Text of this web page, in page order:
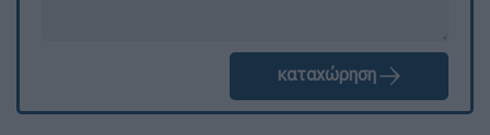
καταχώρηση